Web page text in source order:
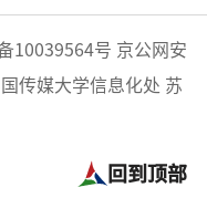
10039564号 京公网安
传媒大学信息化处 苏
回到顶部